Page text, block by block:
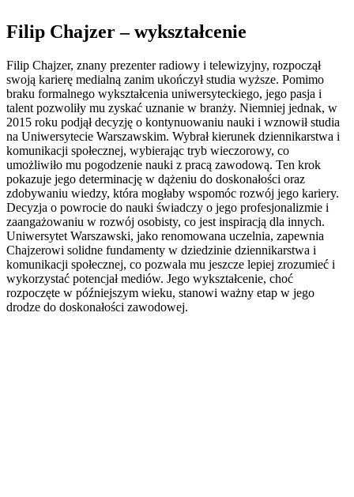
Filip Chajzer – wykształcenie
Filip Chajzer, znany prezenter radiowy i telewizyjny, rozpoczął
swoją karierę medialną zanim ukończył studia wyższe. Pomimo
braku formalnego wykształcenia uniwersyteckiego, jego pasja i
talent pozwoliły mu zyskać uznanie w branży. Niemniej jednak, w
2015 roku podjął decyzję o kontynuowaniu nauki i wznowił studia
na Uniwersytecie Warszawskim. Wybrał kierunek dziennikarstwa i
komunikacji społecznej, wybierając tryb wieczorowy, co
umożliwiło mu pogodzenie nauki z pracą zawodową. Ten krok
pokazuje jego determinację w dążeniu do doskonałości oraz
zdobywaniu wiedzy, która mogłaby wspomóc rozwój jego kariery.
Decyzja o powrocie do nauki świadczy o jego profesjonalizmie i
zaangażowaniu w rozwój osobisty, co jest inspiracją dla innych.
Uniwersytet Warszawski, jako renomowana uczelnia, zapewnia
Chajzerowi solidne fundamenty w dziedzinie dziennikarstwa i
komunikacji społecznej, co pozwala mu jeszcze lepiej zrozumieć i
wykorzystać potencjał mediów. Jego wykształcenie, choć
rozpoczęte w późniejszym wieku, stanowi ważny etap w jego
drodze do doskonałości zawodowej.